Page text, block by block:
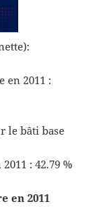
en 2011 :
le bâti base
: 42.79 %
en 2011